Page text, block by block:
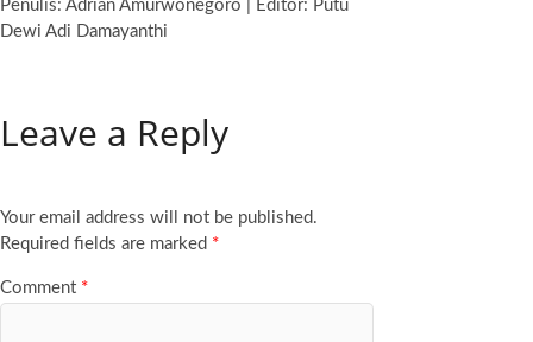
Penulis: Adrian Amurwonegoro | Editor: Putu
Dewi Adi Damayanthi
Leave a Reply
Your email address will not be published.
Required fields are marked *
Comment *